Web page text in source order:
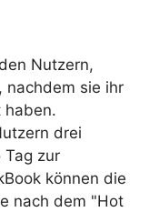
Nutzern,
nachdem sie ihr
haben.
drei
Tag zur
können die
nach dem "Hot